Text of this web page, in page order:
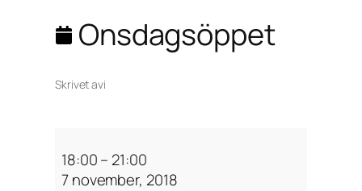
Onsdagsöppet
Skrivet avi
n
s
18:00– 21:00
7 november, 2018